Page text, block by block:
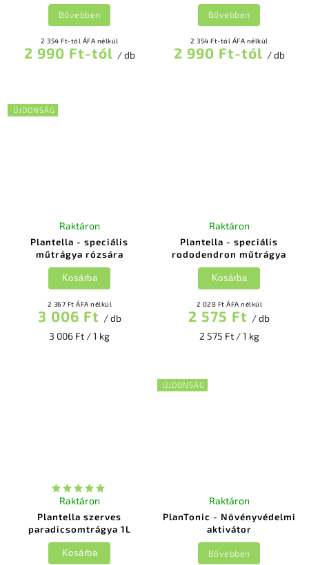
2 354 Ft-tól ÁFA nélkül
2 990 Ft-tól / db
Bővebben
2 354 Ft-tól ÁFA nélkül
2 990 Ft-tól / db
Bővebben
ÚJDONSÁG
Plantella - speciális
műtrágya rózsára
Raktáron
2 367 Ft ÁFA nélkül
3 006 Ft / db
3 006 Ft / 1 kg
Kosárba
Plantella - speciális
rododendron műtrágya
Raktáron
2 028 Ft ÁFA nélkül
2 575 Ft / db
2 575 Ft / 1 kg
Kosárba
Plantella szerves
paradicsomtrágya 1L
Raktáron
Kosárba
ÚJDONSÁG
PlanTonic - Növényvédelmi
aktivátor
Raktáron
Bővebben